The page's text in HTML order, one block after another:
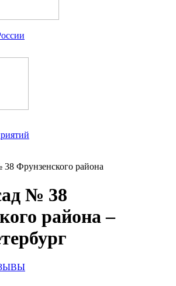
Фрунзенского района
№ 38
района –